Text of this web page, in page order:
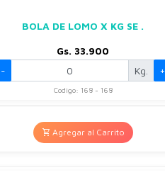
BOLA DE LOMO X KG SE .
Gs. 33.900
-
Kg. +
Codigo: 168 - 168
Agregar al Carrito